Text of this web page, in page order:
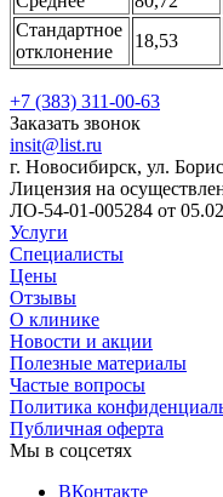
Стандартное
отклонение
18,53
+7 (383) 311-00-63
Заказать звонок
insit@list.ru
г. Новосибирск, ул.
Лицензия на
ЛО-54-01-005284 от
Услуги
Специалисты
Цены
Отзывы
О клинике
Новости и акции
Полезные материалы
Частые вопросы
Политика
Публичная оферта
Мы в соцсетях
ВКонтакте